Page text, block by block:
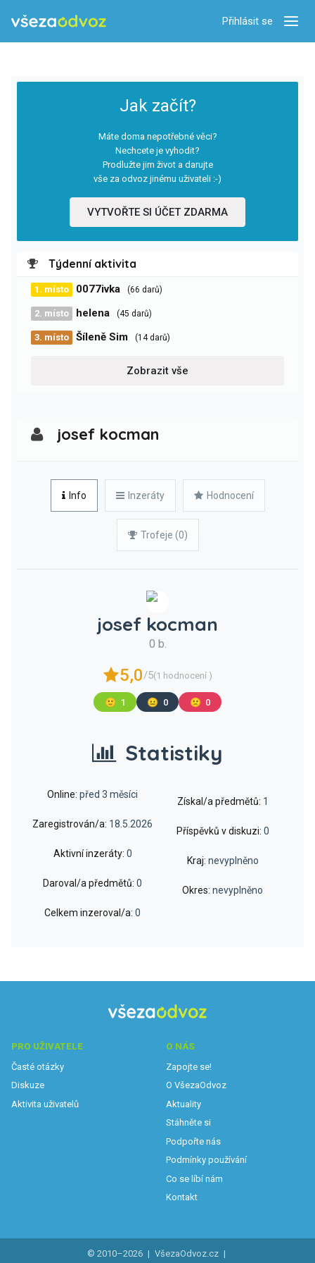
Přihlásit se
Jak začít?
Máte doma nepotřebné věci?
Nechcete je vyhodit?
Prodlužte jim život a darujte
vše za odvoz jinému uživateli :-)
VYTVOŘTE SI ÚČET ZDARMA
Týdenní aktivita
1. místo 0077ivka (66 darů)
2. místo helena (45 darů)
3. místo Šíleně Sim (14 darů)
Zobrazit vše
josef kocman
Info Inzeráty Hodnocení
Trofeje (0)
josef kocman
0 b.
5,0/5(1 hodnocení )
🙂 1 😐 0 🙁 0
Statistiky
Online: před 3 měsíci
Zaregistrován/a: 18.5.2026
Aktivní inzeráty: 0
Daroval/a předmětů: 0
Celkem inzeroval/a: 0
Získal/a předmětů: 1
Příspěvků v diskuzi: 0
Kraj: nevyplněno
Okres: nevyplněno
PRO UŽIVATELE
Časté otázky
Diskuze
Aktivita uživatelů
O NÁS
Zapojte se!
O VšezaOdvoz
Aktuality
Stáhněte si
Podpořte nás
Podmínky používání
Co se líbí nám
Kontakt
© 2010–2026 | VšezaOdvoz.cz |